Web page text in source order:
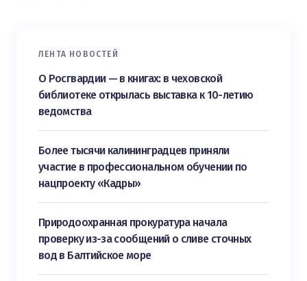
ЛЕНТА НОВОСТЕЙ
О Росгвардии — в книгах: в чеховской
библиотеке открылась выставка к 10-летию
ведомства
Более тысячи калининградцев приняли
участие в профессиональном обучении по
нацпроекту «Кадры»
Природоохранная прокуратура начала
проверку из-за сообщений о сливе сточных
вод в Балтийское море